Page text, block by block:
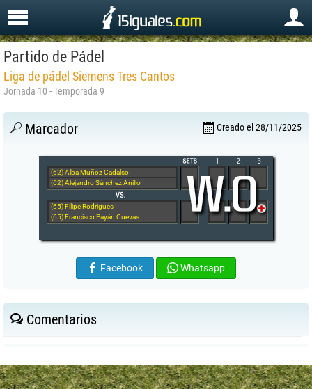
Partido de Pádel
Liga de pádel Siemens Tres Cantos
Jornada 10 - Temporada 9
Marcador Creado el 28/11/2025
(62) Alba Muñoz Cadalso
(62) Alejandro Sánchez Anillo
(65) Filipe Rodrigues
(65) Francisco Payán Cuevas
Facebook Whatsapp
Comentarios